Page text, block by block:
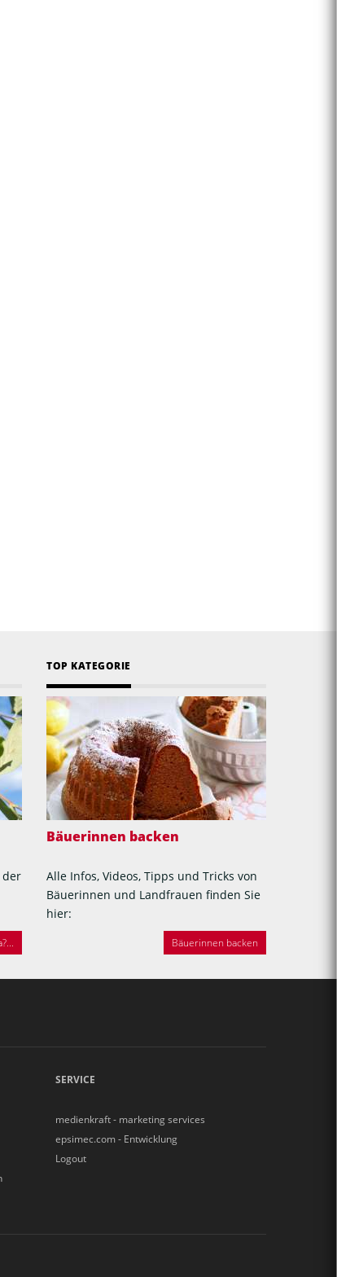
der
TOP KATEGORIE
Bäuerinnen backen
Alle Infos, Videos, Tipps und Tricks von
Bäuerinnen und Landfrauen finden Sie
hier:
Bäuerinnen backen
SERVICE
medienkraft - marketing services
epsimec.com - Entwicklung
Logout